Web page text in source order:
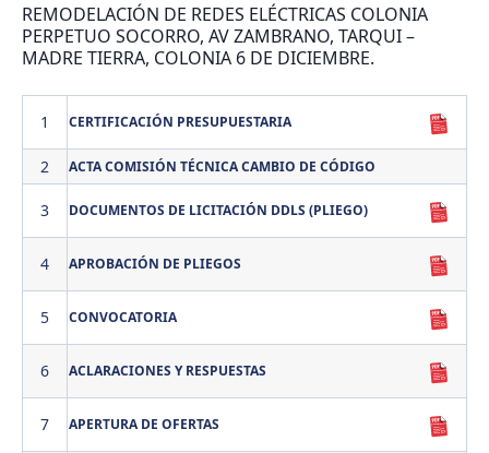
REMODELACIÓN DE REDES ELÉCTRICAS COLONIA
PERPETUO SOCORRO, AV ZAMBRANO, TARQUI –
MADRE TIERRA, COLONIA 6 DE DICIEMBRE.
1 CERTIFICACIÓN PRESUPUESTARIA
2 ACTA COMISIÓN TÉCNICA CAMBIO DE CÓDIGO
3 DOCUMENTOS DE LICITACIÓN DDLS (PLIEGO)
4 APROBACIÓN DE PLIEGOS
5 CONVOCATORIA
6 ACLARACIONES Y RESPUESTAS
7 APERTURA DE OFERTAS